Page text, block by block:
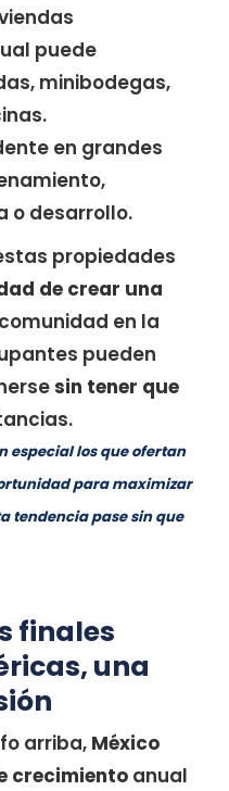
puede
minibodegas,
en grandes
o desarrollo.
propiedades
de crear una
en la
pueden
sin tener que
especial los que ofertan
para maximizar
tendencia pase sin que
finales
una
arriba, México
crecimiento anual